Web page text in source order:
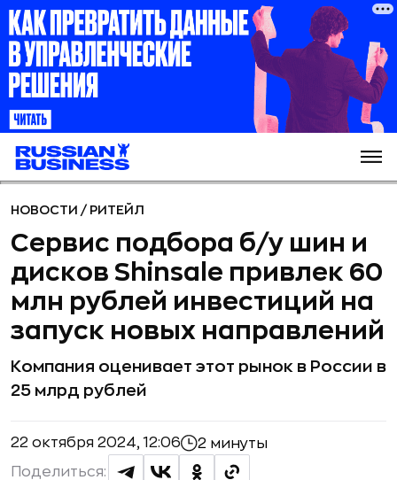
НОВОСТИ / РИТЕЙЛ
Сервис подбора б/у шин и
дисков Shinsale привлек 60
млн рублей инвестиций на
запуск новых направлений
Компания оценивает этот рынок в России в
25 млрд рублей
22 октября 2024, 12:06 2 минуты
Поделиться: